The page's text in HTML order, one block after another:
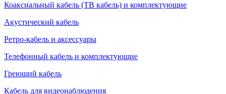
Коаксиальный кабель (ТВ кабель) и комплектующие
Акустический кабель
Ретро-кабель и аксессуары
Телефонный кабель и комплектующие
Греющий кабель
Кабель для видеонаблюдения